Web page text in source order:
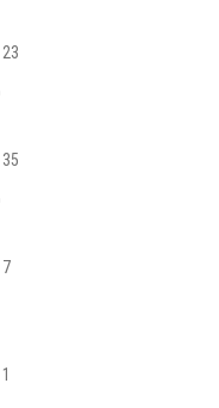
23
35
7
1